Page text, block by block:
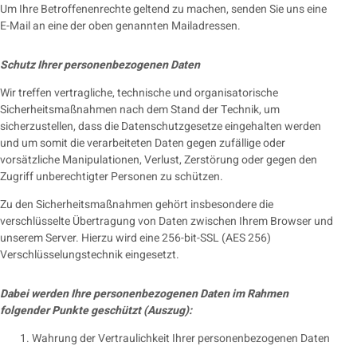
Um Ihre Betroffenenrechte geltend zu machen, senden Sie uns eine
E-Mail an eine der oben genannten Mailadressen.
Schutz Ihrer personenbezogenen Daten
Wir treffen vertragliche, technische und organisatorische
Sicherheitsmaßnahmen nach dem Stand der Technik, um
sicherzustellen, dass die Datenschutzgesetze eingehalten werden
und um somit die verarbeiteten Daten gegen zufällige oder
vorsätzliche Manipulationen, Verlust, Zerstörung oder gegen den
Zugriff unberechtigter Personen zu schützen.
Zu den Sicherheitsmaßnahmen gehört insbesondere die
verschlüsselte Übertragung von Daten zwischen Ihrem Browser und
unserem Server. Hierzu wird eine 256-bit-SSL (AES 256)
Verschlüsselungstechnik eingesetzt.
Dabei werden Ihre personenbezogenen Daten im Rahmen
folgender Punkte geschützt (Auszug):
Wahrung der Vertraulichkeit Ihrer personenbezogenen Daten